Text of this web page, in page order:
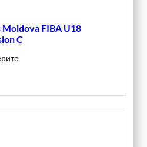
FIBA U18
C